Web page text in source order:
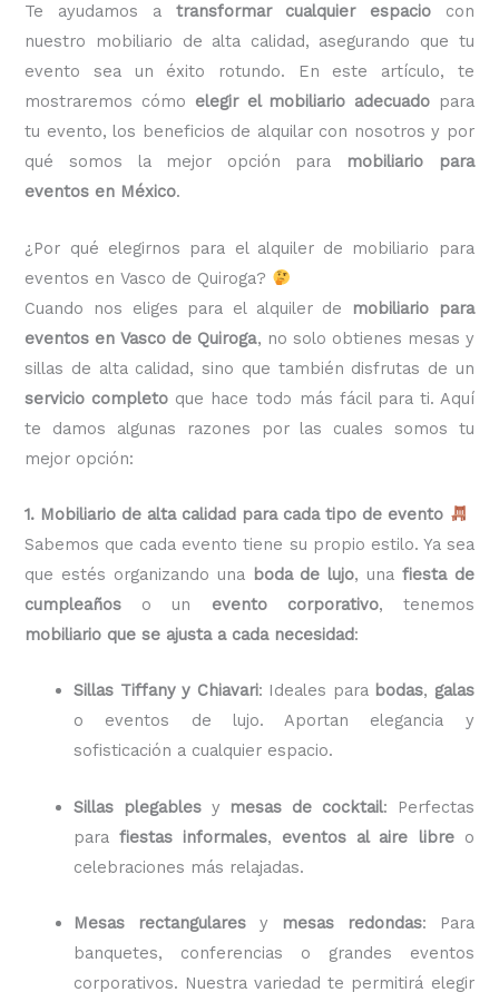
Te ayudamos a transformar cualquier espaciocon
nuestro mobiliario de alta calidad, asegurando que tu
evento sea un éxito rotundo. En este artículo, te
mostraremos cómo elegir el mobiliario adecuadopara
tu evento, los beneficios de alquilar con nosotros y por
qué somos la mejor opción para
mobiliario para
eventos en México.
¿Por qué elegirnos para el alquiler de mobiliario para
eventos en Vasco de Quiroga?
Cuando nos eliges para el alquiler de
mobiliario para
eventos en Vasco de Quiroga, no solo obtienes mesas y
sillas de alta calidad, sino que también disfrutas de un
servicio completo que hace todo más fácil para ti. Aquí
te damos algunas razones por las cuales somos tu
mejor opción:
1. Mobiliario de alta calidad para cada tipo de evento
Sabemos que cada evento tiene su propio estilo. Ya sea
que estés organizando una boda de lujo, una fiesta de
cumpleaños o un evento corporativo, tenemos
mobiliario que se ajusta a cada necesidad:
Sillas Tiffany y Chiavari: Ideales para bodas, galas
o eventos de lujo. Aportan elegancia y
sofisticación a cualquier espacio.
Sillas plegablesy mesas de cocktail: Perfectas
parafiestas informales, eventos al aire libreo
celebraciones más relajadas.
Mesas rectangulares y mesas redondas: Para
banquetes, conferencias o grandes eventos
corporativos. Nuestra variedad te permitirá elegir